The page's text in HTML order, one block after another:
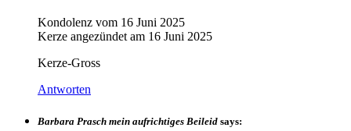
Kondolenz vom 16 Juni 2025
Kerze angezündet am 16 Juni 2025
Kerze-Gross
Antworten
Barbara Prasch mein aufrichtiges Beileid says: